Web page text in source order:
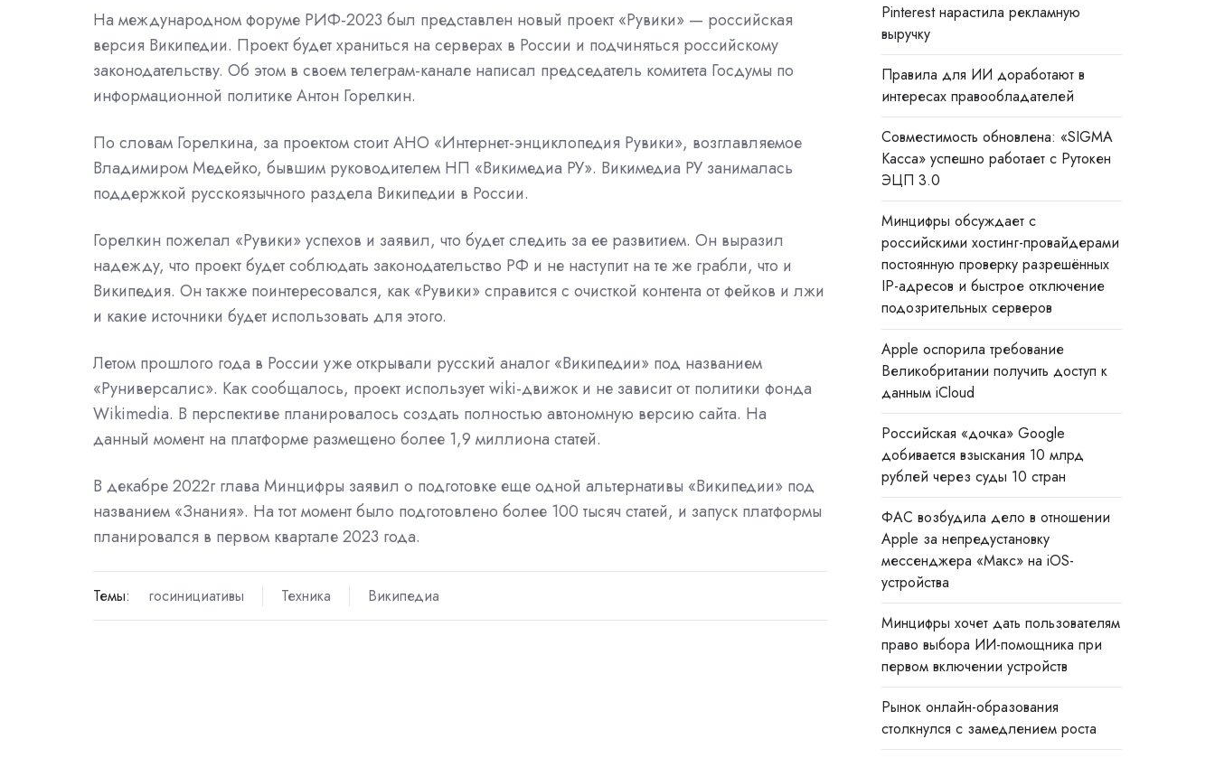
На международном форуме РИФ-2023 был представлен новый проект «Рувики» — российская
версия Википедии. Проект будет храниться на серверах в России и подчиняться российскому
законодательству. Об этом в своем телеграм-канале написал председатель комитета Госдумы по
информационной политике Антон Горелкин.
По словам Горелкина, за проектом стоит АНО «Интернет-энциклопедия Рувики», возглавляемое
Владимиром Медейко, бывшим руководителем НП «Викимедиа РУ». Викимедиа РУ занималась
поддержкой русскоязычного раздела Википедии в России.
Горелкин пожелал «Рувики» успехов и заявил, что будет следить за ее развитием. Он выразил
надежду, что проект будет соблюдать законодательство РФ и не наступит на те же грабли, что и
Википедия. Он также поинтересовался, как «Рувики» справится с очисткой контента от фейков и лжи
и какие источники будет использовать для этого.
Летом прошлого года в России уже открывали русский аналог «Википедии» под названием
«Руниверсалис». Как сообщалось, проект использует wiki-движок и не зависит от политики фонда
Wikimedia. В перспективе планировалось создать полностью автономную версию сайта. На
данный момент на платформе размещено более 1,9 миллиона статей.
В декабре 2022г глава Минцифры заявил о подготовке еще одной альтернативы «Википедии» под
названием «Знания». На тот момент было подготовлено более 100 тысяч статей, и запуск платформы
планировался в первом квартале 2023 года.
Темы: госинициативы Техника Википедиа
Pinterest нарастила рекламную
выручку
Правила для ИИ доработают в
интересах правообладателей
Совместимость обновлена: «SIGMA
Касса» успешно работает с Рутокен
ЭЦП 3.0
Минцифры обсуждает с
российскими хостинг-провайдерами
постоянную проверку разрешённых
IP-адресов и быстрое отключение
подозрительных серверов
Apple оспорила требование
Великобритании получить доступ к
данным iCloud
Российская «дочка» Google
добивается взыскания 10 млрд
рублей через суды 10 стран
ФАС возбудила дело в отношении
Apple за непредустановку
мессенджера «Макс» на iOS-
устройства
Минцифры хочет дать пользователям
право выбора ИИ-помощника при
первом включении устройств
Рынок онлайн-образования
столкнулся с замедлением роста